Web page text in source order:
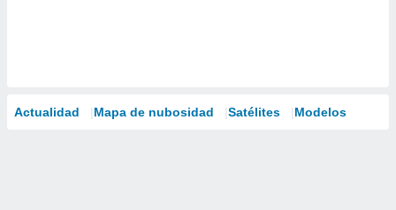
Actualidad Mapa de nubosidad Satélites Modelos